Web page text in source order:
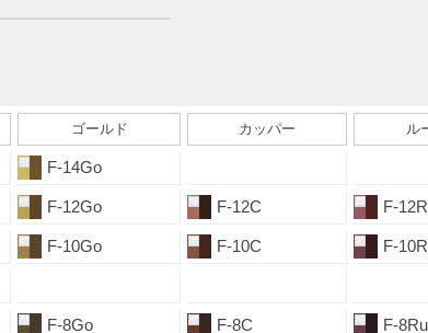
ゴールド カッパー ル
F-14Go
F-12Go F-12C F-
F-10Go F-10C F-
F-8Go F-8C F-8Ru